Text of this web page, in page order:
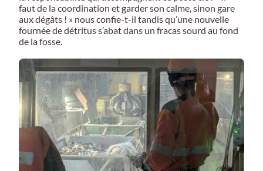
faut de la coordination et garder son calme, sinon gare
aux dégâts ! » nous confie-t-il tandis qu’une nouvelle
fournée de détritus s’abat dans un fracas sourd au fond
de la fosse.